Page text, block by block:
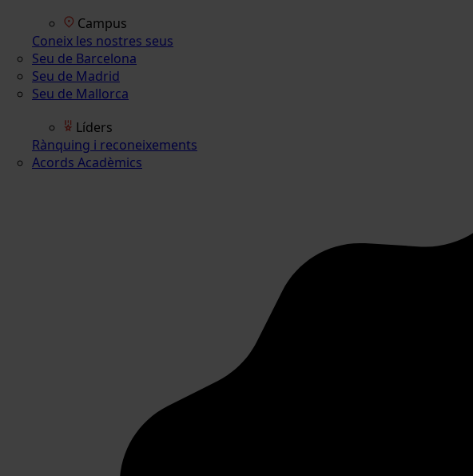
Campus
Coneix les nostres seus
Seu de Barcelona
Seu de Madrid
Seu de Mallorca
Líders
Rànquing i reconeixements
Acords Acadèmics